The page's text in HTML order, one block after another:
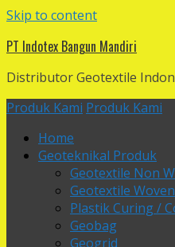
Skip to content
PT Indotex Bangun Mandiri
Distributor Geotextile
Produk Kami Produk Kami
Home
Geoteknikal Produk
Geotextile Non
Geotextile Woven
Plastik Curing /
Geobag
Geogrid